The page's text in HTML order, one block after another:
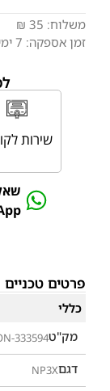
משלוח: 35 ₪
זמן אספקה: 7
שירות
פרטים טכניים
כללי
מק"ט333594
דגםNP3X